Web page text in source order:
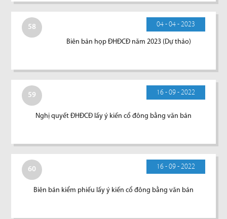
58 04 - 04 - 2023
Biên bản họp ĐHĐCĐ năm 2023 (Dự thảo)
59 16 - 09 - 2022
Nghị quyết ĐHĐCĐ lấy ý kiến cổ đông bằng văn bản
60 16 - 09 - 2022
Biên bản kiểm phiếu lấy ý kiến cổ đông bằng văn bản